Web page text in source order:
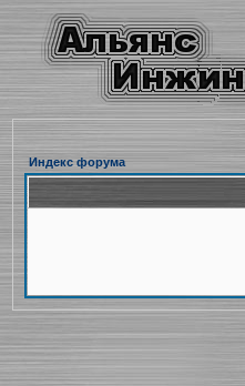
Индекс форума